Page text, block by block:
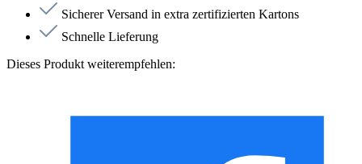
Sicherer Versand in extra zertifizierten Kartons
Schnelle Lieferung
Dieses Produkt weiterempfehlen: